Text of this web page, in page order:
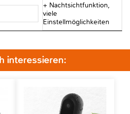
+ Nachtsichtfunktion,
viele
Einstellmöglichkeiten
interessieren: